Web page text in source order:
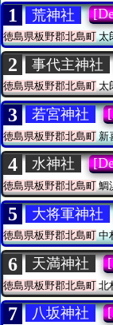
1 荒神社
徳島県板野郡北島町太
2 事代主神社
徳島県板野郡北島町太
3 若宮神社
徳島県板野郡北島町新
4 水神社
徳島県板野郡北島町 鯛
5 大将軍神社
徳島県板野郡北島町中
6 天満神社
徳島県板野郡北島町 北
7 八坂神社